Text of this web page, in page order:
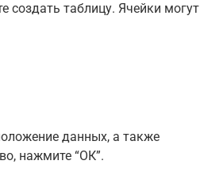
создать таблицу. Ячейки могут
данных, а также
нажмите “ОК”.